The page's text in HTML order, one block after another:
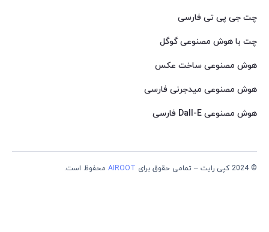
چت جی پی تی فارسی
چت با هوش مصنوعی گوگل
هوش مصنوعی ساخت عکس
هوش مصنوعی میدجرنی فارسی
هوش مصنوعی Dall-E فارسی
© 2024 کپی رایت – تمامی حقوق برای AIROOT محفوظ است.